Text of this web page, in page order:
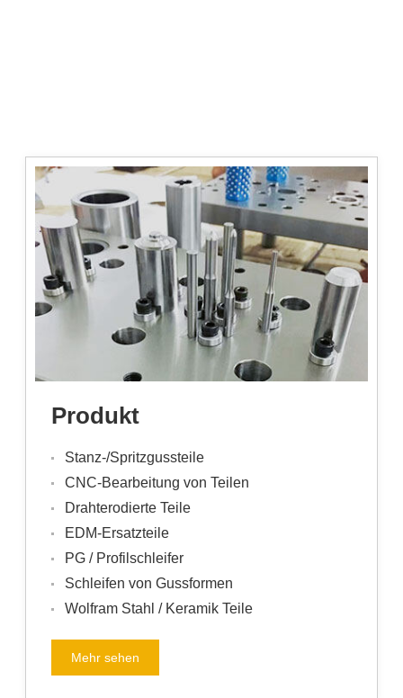
Produkt
Stanz-/Spritzgussteile
CNC-Bearbeitung von Teilen
Drahterodierte Teile
EDM-Ersatzteile
PG / Profilschleifer
Schleifen von Gussformen
Wolfram Stahl / Keramik Teile
Mehr sehen